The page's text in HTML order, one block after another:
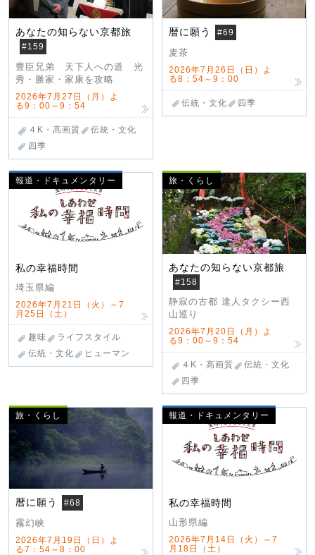
あなたの知らない京都旅
#159
豊臣兄弟 天下人への道 光
秀・勝家・家康を攻略
2026年7月27日（月）よ
る9：00～9：54
４K・高画質
伝統・文化
四季
暦に願う #69
麦茶
2026年7月26日（日）よ
る8：54～9：00
伝統・文化 四季
報道・ドキュメンタリー
私の幸福時間
埼玉県編
2026年7月21日（火）～7
月25日（土）
趣味
ライフスタイル
伝統・文化
ヒューマン
旅・くらし
あなたの知らない京都旅
#158
静寂の古都 達人タクシー西
山巡り
2026年7月20日（月）よ
る9：00～9：54
４K・高画質
伝統・文化
四季
旅・くらし
暦に願う #68
霧幻峡
2026年7月19日（日）よ
る7：54～8：00
報道・ドキュメンタリー
私の幸福時間
山形県編
2026年7月14日（火）～7
月18日（土）